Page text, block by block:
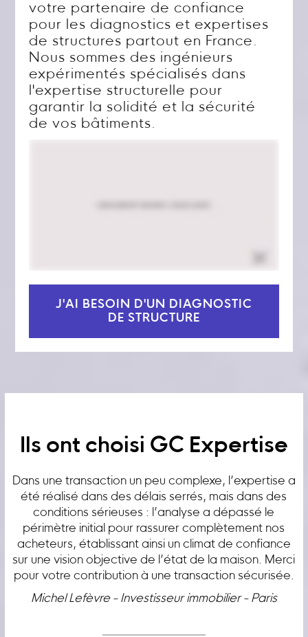
votre partenaire de confiance
pour les diagnostics et expertises
de structures partout en France.
Nous sommes des ingénieurs
expérimentés spécialisés dans
l'expertise structurelle pour
garantir la solidité et la sécurité
de vos bâtiments.
J'AI BESOIN D'UN DIAGNOSTIC
DE STRUCTURE
Ils ont choisi GC Expertise
Dans une transaction un peu complexe, l’expertise a
été réalisé dans des délais serrés, mais dans des
conditions sérieuses : l’analyse a dépassé le
périmètre initial pour rassurer complètement nos
acheteurs, établissant ainsi un climat de confiance
sur une vision objective de l’état de la maison. Merci
pour votre contribution à une transaction sécurisée.
Michel Lefèvre - Investisseur immobilier - Paris